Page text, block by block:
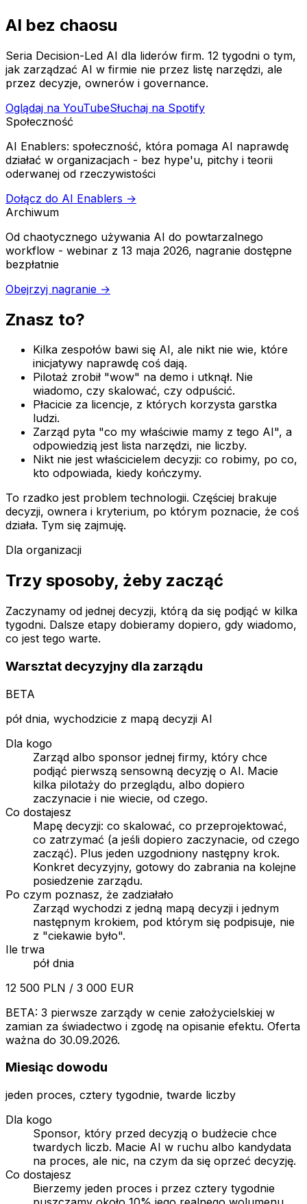
AI bez chaosu
Seria Decision-Led AI dla liderów firm. 12 tygodni o tym,
jak zarządzać AI w firmie nie przez listę narzędzi, ale
przez decyzje, ownerów i governance.
Oglądaj na YouTubeSłuchaj na Spotify
Społeczność
AI Enablers: społeczność, która pomaga AI naprawdę
działać w organizacjach - bez hype'u, pitchy i teorii
oderwanej od rzeczywistości
Dołącz do AI Enablers →
Archiwum
Od chaotycznego używania AI do powtarzalnego
workflow - webinar z 13 maja 2026, nagranie dostępne
bezpłatnie
Obejrzyj nagranie →
Znasz to?
Kilka zespołów bawi się AI, ale nikt nie wie, które
inicjatywy naprawdę coś dają.
Pilotaż zrobił "wow" na demo i utknął. Nie
wiadomo, czy skalować, czy odpuścić.
Płacicie za licencje, z których korzysta garstka
ludzi.
Zarząd pyta "co my właściwie mamy z tego AI", a
odpowiedzią jest lista narzędzi, nie liczby.
Nikt nie jest właścicielem decyzji: co robimy, po co,
kto odpowiada, kiedy kończymy.
To rzadko jest problem technologii. Częściej brakuje
decyzji, ownera i kryterium, po którym poznacie, że coś
działa. Tym się zajmuję.
Dla organizacji
Trzy sposoby, żeby zacząć
Zaczynamy od jednej decyzji, którą da się podjąć w kilka
tygodni. Dalsze etapy dobieramy dopiero, gdy wiadomo,
co jest tego warte.
Warsztat decyzyjny dla zarządu
BETA
pół dnia, wychodzicie z mapą decyzji AI
Dla kogo
Zarząd albo sponsor jednej firmy, który chce
podjąć pierwszą sensowną decyzję o AI. Macie
kilka pilotaży do przeglądu, albo dopiero
zaczynacie i nie wiecie, od czego.
Co dostajesz
Mapę decyzji: co skalować, co przeprojektować,
co zatrzymać (a jeśli dopiero zaczynacie, od czego
zacząć). Plus jeden uzgodniony następny krok.
Konkret decyzyjny, gotowy do zabrania na kolejne
posiedzenie zarządu.
Po czym poznasz, że zadziałało
Zarząd wychodzi z jedną mapą decyzji i jednym
następnym krokiem, pod którym się podpisuje, nie
z "ciekawie było".
Ile trwa
pół dnia
12 500 PLN / 3 000 EUR
BETA: 3 pierwsze zarządy w cenie założycielskiej w
zamian za świadectwo i zgodę na opisanie efektu. Oferta
ważna do 30.09.2026.
Miesiąc dowodu
jeden proces, cztery tygodnie, twarde liczby
Dla kogo
Sponsor, który przed decyzją o budżecie chce
twardych liczb. Macie AI w ruchu albo kandydata
na proces, ale nic, na czym da się oprzeć decyzję.
Co dostajesz
Bierzemy jeden proces i przez cztery tygodnie